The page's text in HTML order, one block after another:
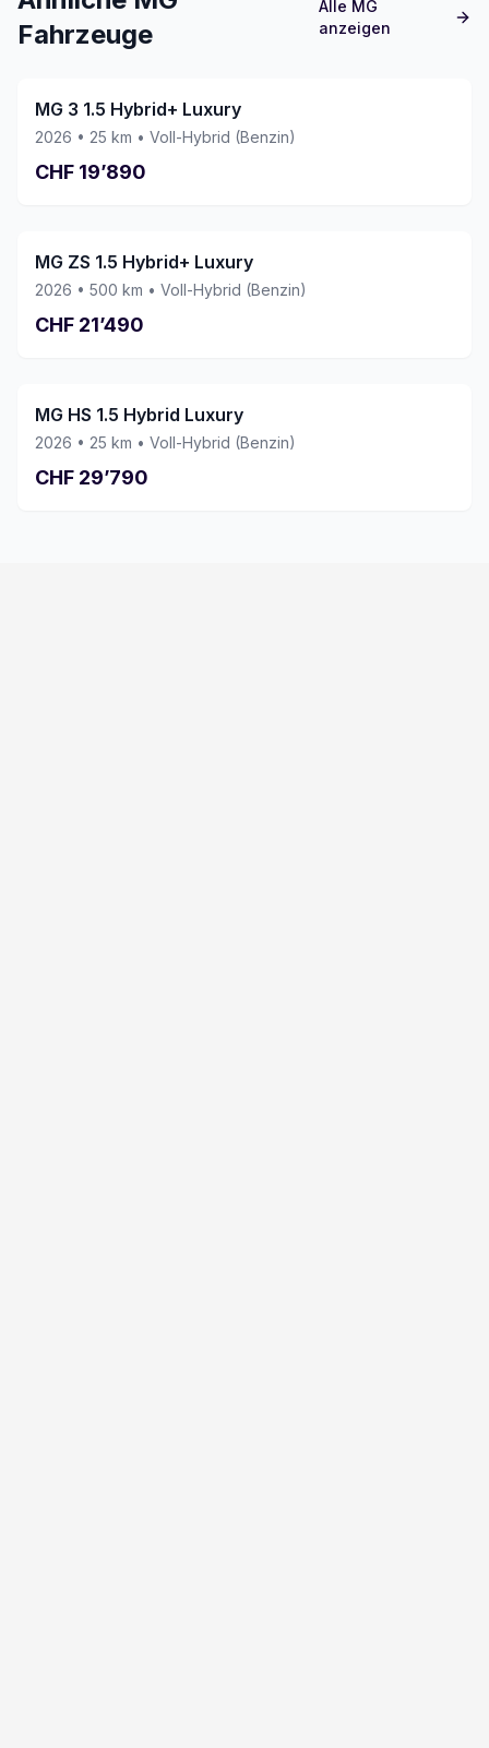
kompetente und freundliche Art hat den
ganzen Kaufprozess nochmals angenehmer
gemacht. Wir können diese Garage mit
würden jederzeit wieder ein Fahrzeug hier
kaufen. Vielen Dank an das ganze Team!
Fahrzeuge
Alle MG
anzeigen
MG 3 1.5 Hybrid+ Luxury
2026 • 25 km • Voll-Hybrid (Benzin)
CHF 19’890
MG ZS 1.5 Hybrid+ Luxury
2026 • 500 km • Voll-Hybrid (Benzin)
CHF 21’490
MG HS 1.5 Hybrid Luxury
2026 • 25 km • Voll-Hybrid (Benzin)
CHF 29’790